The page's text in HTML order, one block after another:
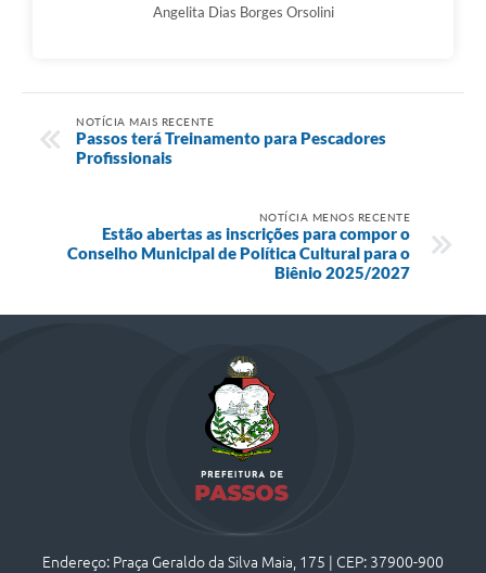
Angelita Dias Borges Orsolini
NOTÍCIA MAIS RECENTE
Passos terá Treinamento para Pescadores
Profissionais
NOTÍCIA MENOS RECENTE
Estão abertas as inscrições para compor o
Conselho Municipal de Política Cultural para o
Biênio 2025/2027
Endereço: Praça Geraldo da Silva Maia, 175 | CEP: 37900-900